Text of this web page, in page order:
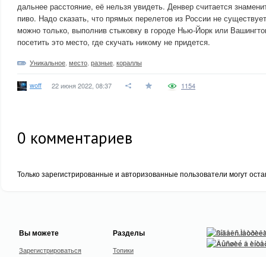
дальнее расстояние, её нельзя увидеть. Денвер считается
пиво. Надо сказать, что прямых перелетов из России не
можно только, выполнив стыковку в городе Нью-Йорк или
посетить это место, где скучать никому не придется.
Уникальное место разные кораллы
woff 22 июня 2022, 08:37 1154
0 комментариев
Только зарегистрированные и авторизованные пользователи могут
Вы можете
Зарегистрироваться
Разделы
Топики